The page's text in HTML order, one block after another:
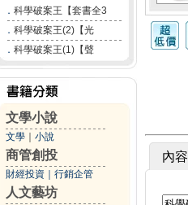
． 科學破案王【套書全3
． 科學破案王(2)【光
． 科學破案王(1)【聲
文學小說
文學 小說
商管創投
財經投資 行銷企管
人文藝坊
內